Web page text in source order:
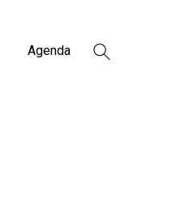
Agenda